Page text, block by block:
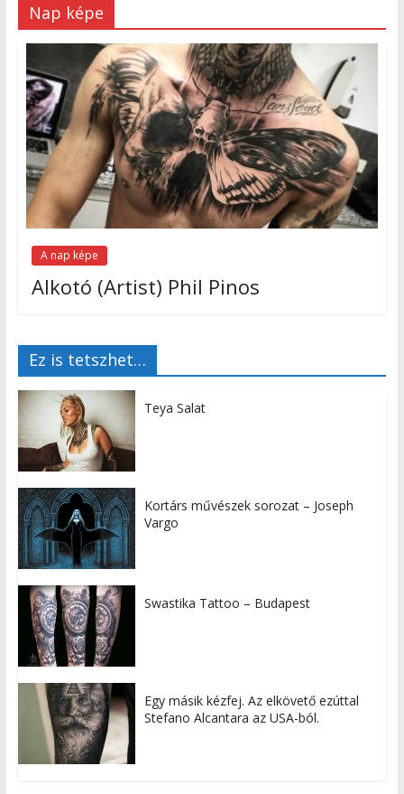
Nap képe
A nap képe
Alkotó (Artist) Phil Pinos
Ez is tetszhet…
Teya Salat
Kortárs művészek sorozat – Joseph
Vargo
Swastika Tattoo – Budapest
Egy másik kézfej. Az elkövető ezúttal
Stefano Alcantara az USA-ból.